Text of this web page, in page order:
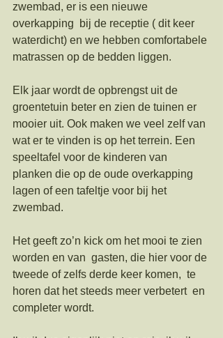
zwembad, er is een nieuwe
overkapping  bij de receptie ( dit keer
waterdicht) en we hebben comfortabele
matrassen op de bedden liggen.
Elk jaar wordt de opbrengst uit de
groentetuin beter en zien de tuinen er
mooier uit. Ook maken we veel zelf van
wat er te vinden is op het terrein. Een
speeltafel voor de kinderen van
planken die op de oude overkapping
lagen of een tafeltje voor bij het
zwembad.
Het geeft zo’n kick om het mooi te zien
worden en van  gasten, die hier voor de
tweede of zelfs derde keer komen,  te
horen dat het steeds meer verbetert  en
completer wordt.